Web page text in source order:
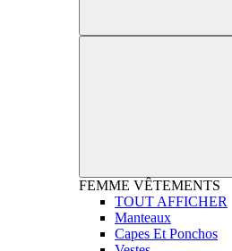
FEMME VÊTEMENTS
TOUT AFFICHER
Manteaux
Capes Et Ponchos